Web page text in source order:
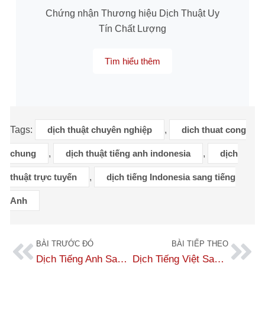
Chứng nhận Thương hiệu Dịch Thuật Uy
Tín Chất Lượng
Tìm hiểu thêm
Tags: dịch thuật chuyên nghiệp , dich thuat cong
chung , dịch thuật tiếng anh indonesia , dịch
thuật trực tuyến , dịch tiếng Indonesia sang tiếng
Anh
BÀI TRƯỚC ĐÓ
Dịch Tiếng Anh Sang Tiếng Indonesia Bởi Chuyên Gia Bản Xứ
BÀI TIẾP THEO
Dịch Tiếng Việt Sang Tiếng Indonesia: Dịch Công Chứng, Uy Tín